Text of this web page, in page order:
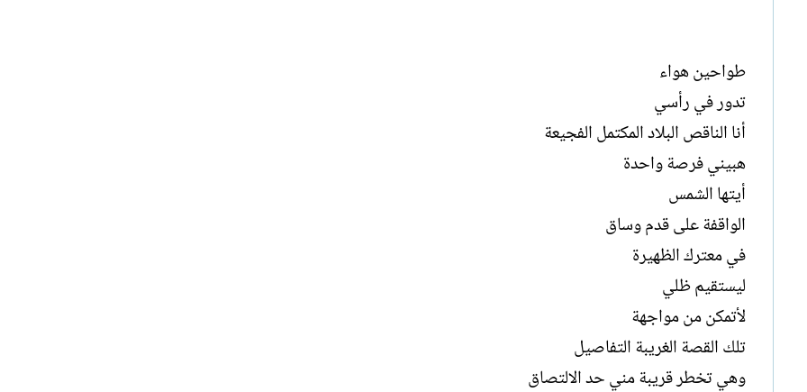
طواحين هواء
تدور في رأسي
أنا الناقص البلاد المكتمل الفجيعة
هبيني فرصة واحدة
أيتها الشمس
الواقفة على قدم وساق
في معترك الظهيرة
ليستقيم ظلي
لأتمكن من مواجهة
تلك القصة الغريبة التفاصيل
وهي تخطر قريبة مني حد الالتصاق